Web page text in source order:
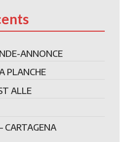
ANNONCE
PLANCHE
ALLE
CARTAGENA